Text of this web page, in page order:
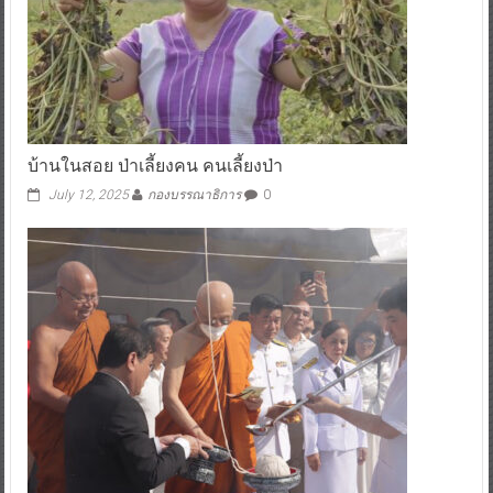
บ้านในสอย ป่าเลี้ยงคน คนเลี้ยงป่า
July 12, 2025 กองบรรณาธิการ 0